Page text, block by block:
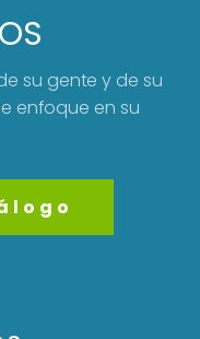
su gente y de su
enfoque en su